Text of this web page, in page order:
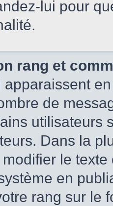
lui pour
rang et
de
utilisateurs
Dans la
le
en
rang sur le